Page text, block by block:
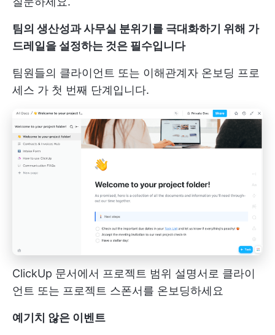
팀의 생산성과 사무실 분위기를 극대화하기 위해 가
드레일을 설정하는 것은 필수입니다
팀원들의 클라이언트 또는 이해관계자 온보딩 프로
세스 가 첫 번째 단계입니다.
ClickUp 문서에서 프로젝트 범위 설명서로 클라이
언트 또는 프로젝트 스폰서를 온보딩하세요
예기치 않은 이벤트